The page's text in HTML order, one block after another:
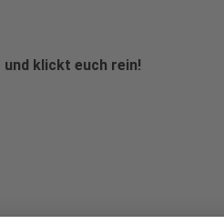
klickt euch rein!